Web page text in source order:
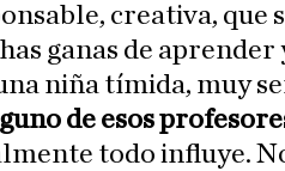
creativa, que
ganas de
niña tímida, muy
de esos
todo influye.